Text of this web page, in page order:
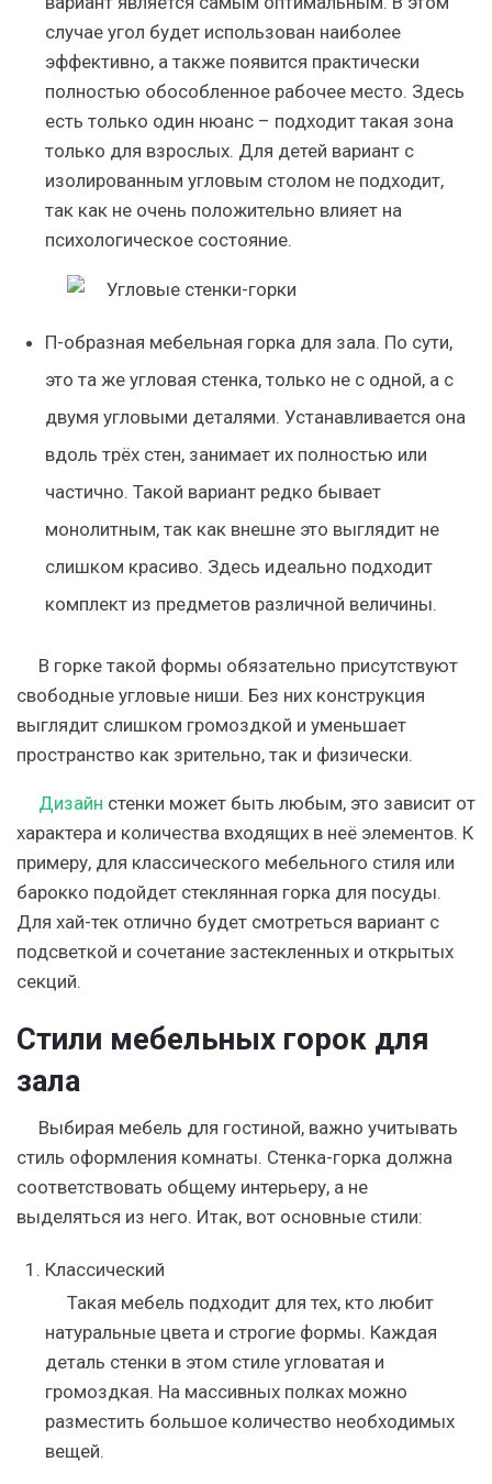
случае угол будет использован наиболее
эффективно, а также появится практически
полностью обособленное рабочее место. Здесь
есть только один нюанс – подходит такая зона
только для взрослых. Для детей вариант с
изолированным угловым столом не подходит,
так как не очень положительно влияет на
психологическое состояние.
П-образная мебельная горка для зала. По сути,
это та же угловая стенка, только не с одной, а с
двумя угловыми деталями. Устанавливается она
вдоль трёх стен, занимает их полностью или
частично. Такой вариант редко бывает
монолитным, так как внешне это выглядит не
слишком красиво. Здесь идеально подходит
комплект из предметов различной величины.
В горке такой формы обязательно присутствуют
свободные угловые ниши. Без них конструкция
выглядит слишком громоздкой и уменьшает
пространство как зрительно, так и физически.
Дизайн стенки может быть любым, это зависит от
характера и количества входящих в неё элементов. К
примеру, для классического мебельного стиля или
барокко подойдет стеклянная горка для посуды.
Для хай-тек отлично будет смотреться вариант с
подсветкой и сочетание застекленных и открытых
секций.
Стили мебельных горок для
зала
Выбирая мебель для гостиной, важно учитывать
стиль оформления комнаты. Стенка-горка должна
соответствовать общему интерьеру, а не
выделяться из него. Итак, вот основные стили:
Классический
Такая мебель подходит для тех, кто любит
натуральные цвета и строгие формы. Каждая
деталь стенки в этом стиле угловатая и
громоздкая. На массивных полках можно
разместить большое количество необходимых
вещей.